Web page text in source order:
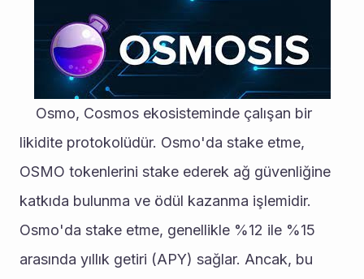
likidite protokolüdür. Osmo'da stake etme,
OSMO tokenlerini stake ederek ağ güvenliğine
katkıda bulunma ve ödül kazanma işlemidir.
Osmo'da stake etme, genellikle %12 ile %15
arasında yıllık getiri (APY) sağlar. Ancak, bu